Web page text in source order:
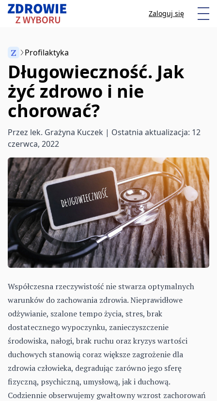
Przeskocz do treści Zaloguj się
Anuluj
Zacznij pisać, aby wyszukać artykuły
Z Profilaktyka
Długowieczność. Jak
żyć zdrowo i nie
chorować?
Przez lek. Grażyna Kuczek | Ostatnia aktualizacja: 12
czerwca, 2022
Współczesna rzeczywistość nie stwarza optymalnych
warunków do zachowania zdrowia. Nieprawidłowe
odżywianie, szalone tempo życia, stres, brak
dostatecznego wypoczyn­ku, zanieczyszczenie
środowiska, nałogi, brak ruchu oraz kryzys wartości
duchowych stanowią coraz większe zagrożenie dla
zdrowia człowieka, degradując zarówno jego sferę
fizyczną, psychiczną, umysłową, jak i duchową.
Codziennie obserwujemy gwałtowny wzrost zachorowań